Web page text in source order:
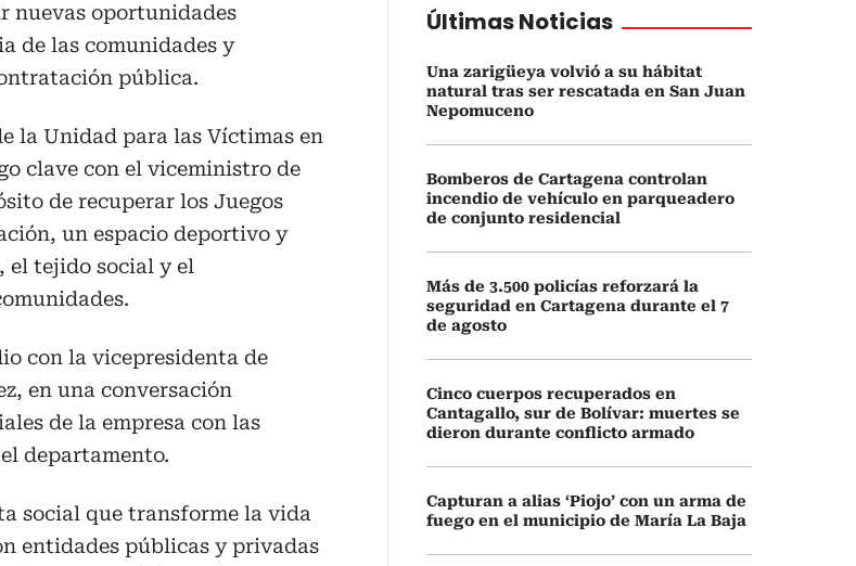
nuevas oportunidades
de las comunidades y
pública.
la Unidad para las Víctimas en
clave con el viceministro de
de recuperar los Juegos
un espacio deportivo y
el tejido social y el
con la vicepresidenta de
en una conversación
de la empresa con las
departamento.
social que transforme la vida
entidades públicas y privadas
Últimas Noticias
Una zarigüeya volvió a su hábitat
natural tras ser rescatada en San Juan
Nepomuceno
Bomberos de Cartagena controlan
incendio de vehículo en parqueadero
de conjunto residencial
Más de 3.500 policías reforzará la
seguridad en Cartagena durante el 7
de agosto
Cinco cuerpos recuperados en
Cantagallo, sur de Bolívar: muertes se
dieron durante conflicto armado
Capturan a alias ‘Piojo’ con un arma de
fuego en el municipio de María La Baja